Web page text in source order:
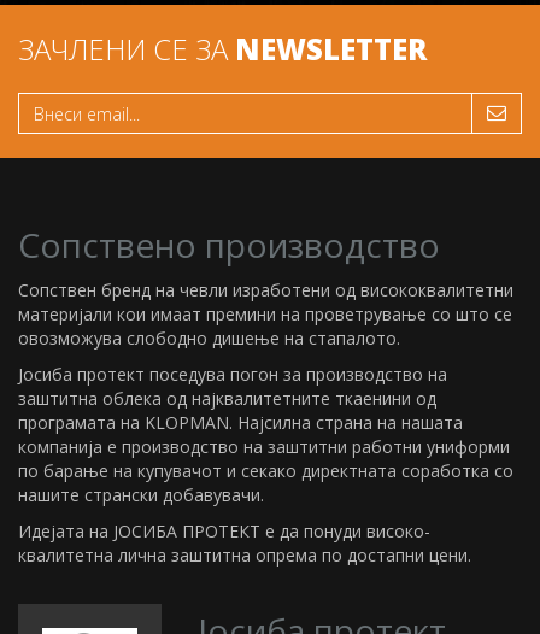
ЗАЧЛЕНИ СЕ ЗА NEWSLETTER
Сопствено производство
Сопствен бренд на чевли изработени од висококвалитетни
материјали кои имаат премини на проветрување со што се
овозможува слободно дишење на стапалото.
Јосиба протект поседува погон за производство на
заштитна облека од најквалитетните ткаенини од
програмата на KLOPMAN. Најсилна страна на нашата
компанија е производство на заштитни работни униформи
по барање на купувачот и секако директната соработка со
нашите странски добавувачи.
Идејата на ЈОСИБА ПРОТЕКТ е да понуди високо-
квалитетна лична заштитна опрема по достапни цени.